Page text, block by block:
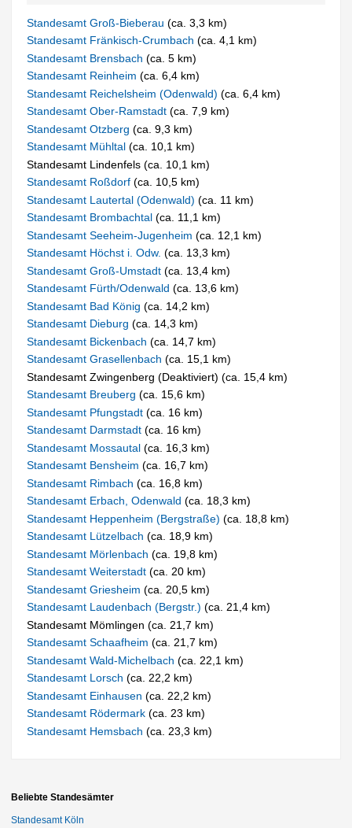
Standesamt Groß-Bieberau(ca. 3,3 km)
Standesamt Fränkisch-Crumbach(ca. 4,1 km)
Standesamt Brensbach(ca. 5 km)
Standesamt Reinheim(ca. 6,4 km)
Standesamt Reichelsheim (Odenwald)(ca. 6,4 km)
Standesamt Ober-Ramstadt(ca. 7,9 km)
Standesamt Otzberg(ca. 9,3 km)
Standesamt Mühltal(ca. 10,1 km)
Standesamt Lindenfels (ca. 10,1 km)
Standesamt Roßdorf(ca. 10,5 km)
Standesamt Lautertal (Odenwald)(ca. 11 km)
Standesamt Brombachtal(ca. 11,1 km)
Standesamt Seeheim-Jugenheim(ca. 12,1 km)
Standesamt Höchst i. Odw.(ca. 13,3 km)
Standesamt Groß-Umstadt(ca. 13,4 km)
Standesamt Fürth/Odenwald(ca. 13,6 km)
Standesamt Bad König(ca. 14,2 km)
Standesamt Dieburg(ca. 14,3 km)
Standesamt Bickenbach(ca. 14,7 km)
Standesamt Grasellenbach(ca. 15,1 km)
Standesamt Zwingenberg (Deaktiviert) (ca. 15,4 km)
Standesamt Breuberg(ca. 15,6 km)
Standesamt Pfungstadt(ca. 16 km)
Standesamt Darmstadt(ca. 16 km)
Standesamt Mossautal(ca. 16,3 km)
Standesamt Bensheim(ca. 16,7 km)
Standesamt Rimbach(ca. 16,8 km)
Standesamt Erbach, Odenwald(ca. 18,3 km)
Standesamt Heppenheim (Bergstraße)(ca. 18,8 km)
Standesamt Lützelbach(ca. 18,9 km)
Standesamt Mörlenbach(ca. 19,8 km)
Standesamt Weiterstadt(ca. 20 km)
Standesamt Griesheim(ca. 20,5 km)
Standesamt Laudenbach (Bergstr.)(ca. 21,4 km)
Standesamt Mömlingen (ca. 21,7 km)
Standesamt Schaafheim(ca. 21,7 km)
Standesamt Wald-Michelbach(ca. 22,1 km)
Standesamt Lorsch(ca. 22,2 km)
Standesamt Einhausen(ca. 22,2 km)
Standesamt Rödermark(ca. 23 km)
Standesamt Hemsbach(ca. 23,3 km)
Beliebte Standesämter
Standesamt Köln